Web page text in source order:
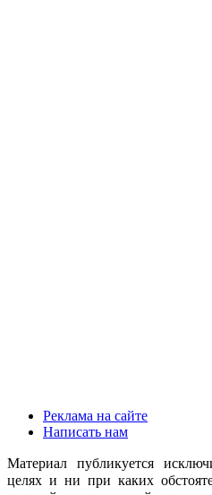
Реклама на сайте
Написать нам
Материал публикуется
целях и ни при каких